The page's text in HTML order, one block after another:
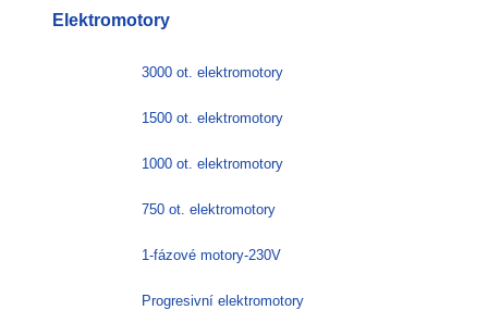
Elektromotory
3000 ot. elektromotory
1500 ot. elektromotory
1000 ot. elektromotory
750 ot. elektromotory
1-fázové motory-230V
Progresivní elektromotory